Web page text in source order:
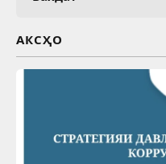
АКСҲО